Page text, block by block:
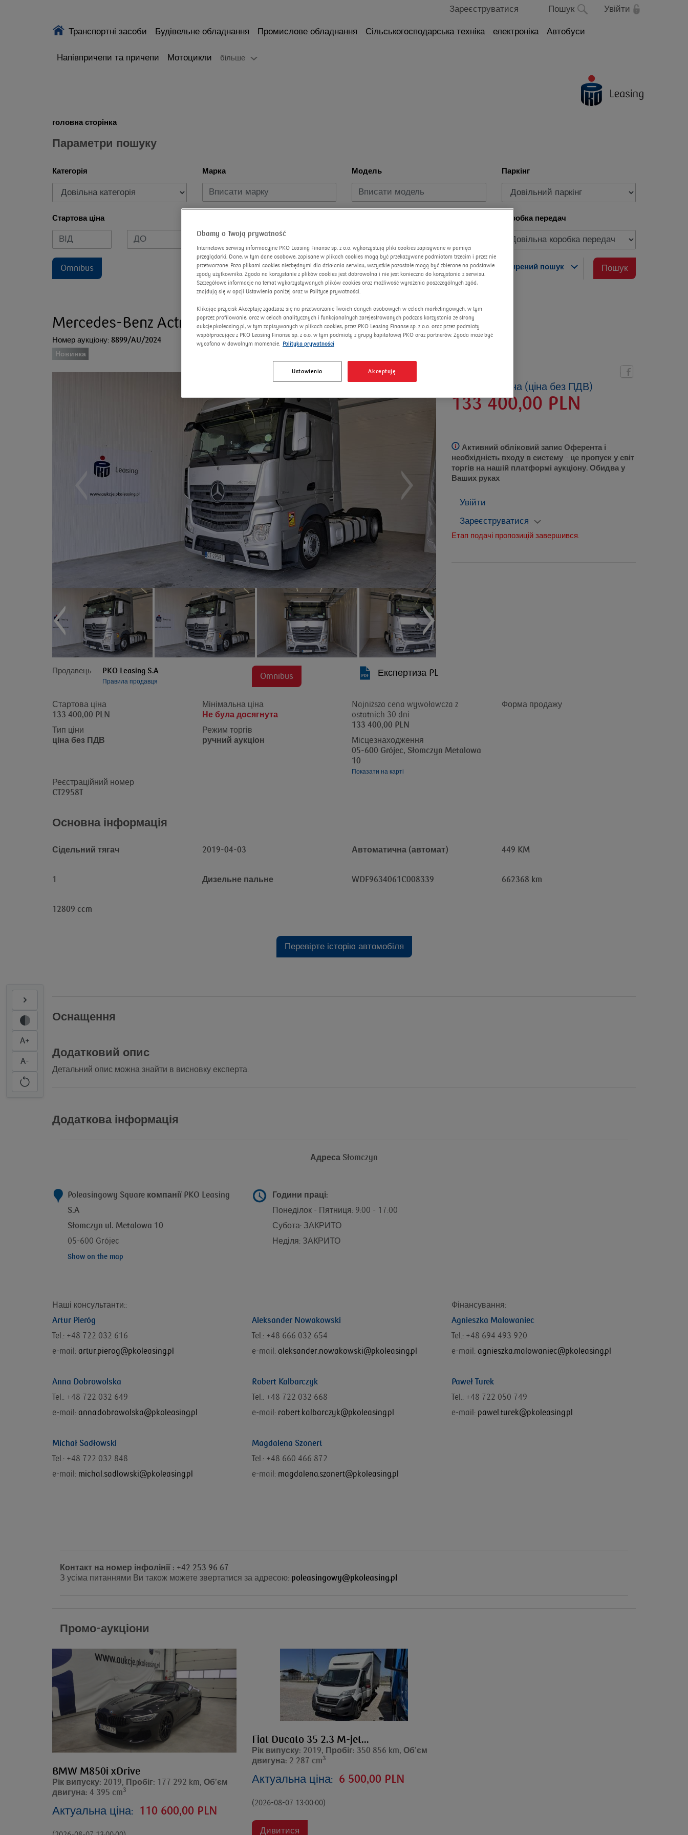
Зареєструватися Пошук Увійти
Транспортні засоби Будівельне обладнання Промислове обладнання Сільськогосподарська техніка електроніка Автобуси
Напівпричепи та причепи Мотоцикли більше
головна сторінка
Параметри пошуку
Категорія Марка Модель Паркінг
Стартова ціна Коробка передач
Omnibus розширений пошук Пошук
Mercedes-Benz Actros E6 18.0t
Номер аукціону: 8899/AU/2024
Новинка
Актуальна ціна (ціна без ПДВ)
133 400,00 PLN
Активний обліковий запис Оферента і
необхідність входу в систему - це пропуск у світ
торгів на нашій платформі аукціону. Обидва у
Ваших руках
Увійти
Зареєструватися
Етап подачі пропозицій завершився.
Продавець PKO Leasing S.A
Правила продавця
Omnibus Експертиза PL
Стартова ціна
133 400,00 PLN
Тип ціни
ціна без ПДВ
Мінімальна ціна
Не була досягнута
Режим торгів
ручний аукціон
Najniższa cena wywoławcza z
ostatnich 30 dni
133 400,00 PLN
Місцезнаходження
05-600 Grójec, Słomczyn Metalowa
10
Показати на карті
Форма продажу
Реєстраційний номер
CT2958T
Основна інформація
Сідельний тягач 2019-04-03 Автоматична (автомат) 449 KM
1 Дизельне пальне WDF9634061C008339 662368 km
12809 ccm
Перевірте історію автомобіля
Оснащення
Додатковий опис
Детальний опис можна знайти в висновку експерта.
Додаткова інформація
Адреса Słomczyn
Poleasingowy Square компанії PKO Leasing
S.A
Słomczyn ul. Metalowa 10
05-600 Grójec
Show on the map
Години праці:
Понеділок - Пятниця: 9:00 - 17:00
Субота: ЗАКРИТО
Неділя: ЗАКРИТО
Наші консультанти::
Artur Pieróg
Tel.: +48 722 032 616
e-mail: artur.pierog@pkoleasing.pl
Anna Dobrowolska
Tel.: +48 722 032 649
e-mail: anna.dobrowolska@pkoleasing.pl
Michał Sadłowski
Tel.: +48 722 032 848
e-mail: michal.sadlowski@pkoleasing.pl
Aleksander Nowakowski
Tel.: +48 666 032 654
e-mail: aleksander.nowakowski@pkoleasing.pl
Robert Kalbarczyk
Tel.: +48 722 032 668
e-mail: robert.kalbarczyk@pkoleasing.pl
Magdalena Szonert
Tel.: +48 660 466 872
e-mail: magdalena.szonert@pkoleasing.pl
Фінансування:
Agnieszka Malowaniec
Tel.: +48 694 493 920
e-mail: agnieszka.malowaniec@pkoleasing.pl
Paweł Turek
Tel.: +48 722 050 749
e-mail: pawel.turek@pkoleasing.pl
Контакт на номер інфолінії : +42 253 96 67
З усіма питаннями Ви також можете звертатися за адресою: poleasingowy@pkoleasing.pl
Промо-аукціони
BMW M850i xDrive
Рік випуску: 2019, Пробіг: 177 292 km, Об’єм
двигуна: 4 395 cm3
Актуальна ціна: 110 600,00 PLN
Fiat Ducato 35 2.3 M-jet...
Рік випуску: 2019, Пробіг: 350 856 km, Об’єм
двигуна: 2 287 cm3
Актуальна ціна: 6 500,00 PLN
(2026-08-07 13:00:00)
Дивитися
A+
A-
Dbamy o Twoją prywatność
Internetowe serwisy informacyjne PKO Leasing Finanse sp. z o.o. wykorzystują pliki cookies zapisywane w pamięci
przeglądarki. Dane, w tym dane osobowe, zapisane w plikach cookies mogą być przekazywane podmiotom trzecim i przez nie
przetwarzane. Poza plikami cookies niezbędnymi dla działania serwisu, wszystkie pozostałe mogą być zbierane na podstawie
zgody użytkownika. Zgoda na korzystanie z plików cookies jest dobrowolna i nie jest konieczna do korzystania z serwisu.
Szczegółowe informacje na temat wykorzystywanych plików cookies oraz możliwość wyrażenia poszczególnych zgód,
znajdują się w opcji Ustawienia poniżej oraz w Polityce prywatności.
Klikając przycisk Akceptuję zgadzasz się na przetwarzanie Twoich danych osobowych w celach marketingowych, w tym
poprzez profilowanie, oraz w celach analitycznych i funkcjonalnych zarejestrowanych podczas korzystania ze strony
aukcje.pkoleasing.pl, w tym zapisywanych w plikach cookies, przez PKO Leasing Finanse sp. z o.o. oraz przez podmioty
współpracujące z PKO Leasing Finanse sp. z o.o. w tym podmioty z grupy kapitałowej PKO oraz partnerów. Zgoda może być
wycofana w dowolnym momencie.
Polityka prywatności
Akceptuję
Ustawienia